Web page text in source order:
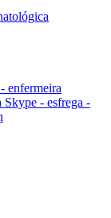
enfermeira
Skype - esfrega -